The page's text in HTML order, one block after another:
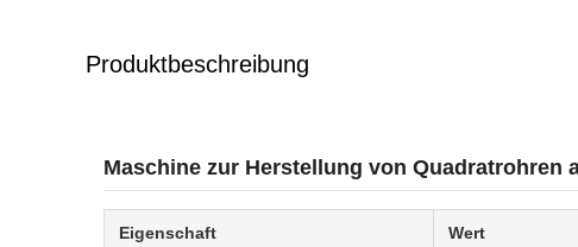
Produktbeschreibung
Maschine zur Herstellung von
Eigenschaft Wert